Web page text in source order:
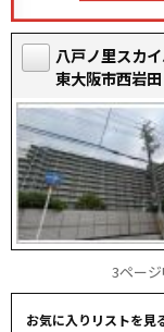
八戸ノ里スカ
東大阪市西岩
3ペー
お気に入りリストを見